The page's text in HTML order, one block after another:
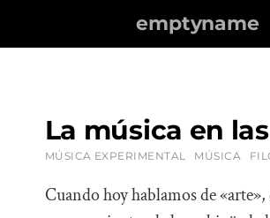
emptyname
La música en
MÚSICA EXPERIMENTAL MÚSICA
Cuando hoy hablamos de